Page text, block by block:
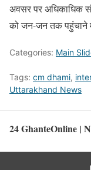
अवसर पर अधिकाधिक
को जन-जन तक पहुंचाने
Categories: Main
Tags: cm dhami,
Uttarakhand News
24 GhanteOnline |